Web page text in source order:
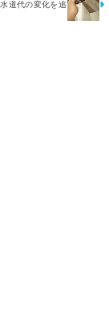
道代の変化を追